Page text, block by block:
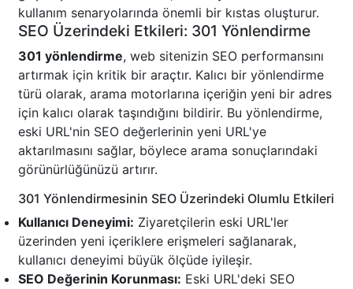
kullanım senaryolarında önemli bir kıstas oluşturur.
SEO Üzerindeki Etkileri: 301 Yönlendirme
301 yönlendirme, web sitenizin SEO performansını
artırmak için kritik bir araçtır. Kalıcı bir yönlendirme
türü olarak, arama motorlarına içeriğin yeni bir adres
için kalıcı olarak taşındığını bildirir. Bu yönlendirme,
eski URL'nin SEO değerlerinin yeni URL'ye
aktarılmasını sağlar, böylece arama sonuçlarındaki
görünürlüğünüzü artırır.
301 Yönlendirmesinin SEO Üzerindeki Olumlu Etkileri
Kullanıcı Deneyimi: Ziyaretçilerin eski URL'ler
üzerinden yeni içeriklere erişmeleri sağlanarak,
kullanıcı deneyimi büyük ölçüde iyileşir.
SEO Değerinin Korunması: Eski URL'deki SEO